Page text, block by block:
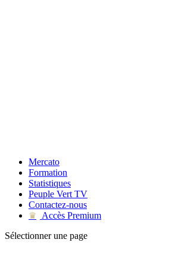
Mercato
Formation
Statistiques
Peuple Vert TV
Contactez-nous
♛
Accès Premium
Sélectionner une page